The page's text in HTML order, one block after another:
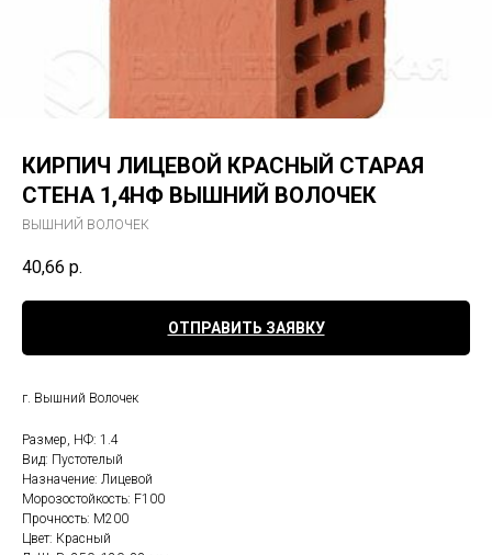
КИРПИЧ ЛИЦЕВОЙ КРАСНЫЙ СТАРАЯ
СТЕНА 1,4НФ ВЫШНИЙ ВОЛОЧЕК
ВЫШНИЙ ВОЛОЧЕК
40,66 р.
ОТПРАВИТЬ ЗАЯВКУ
г. Вышний Волочек
Размер, НФ: 1.4
Вид: Пустотелый
Назначение: Лицевой
Морозостойкость: F100
Прочность: М200
Цвет: Красный